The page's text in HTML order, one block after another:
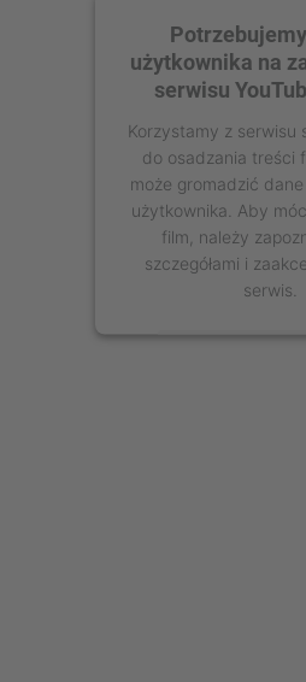
użytkownika na
serwisu
Korzystamy z serwisu
do osadzania treści
może gromadzić
użytkownika. Aby
film, należy
szczegółami i
serwis.